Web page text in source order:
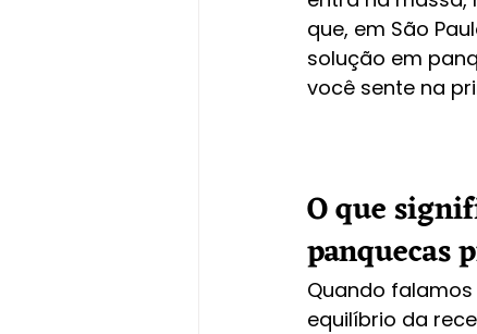
que, em São
solução em
você sente na
O que
panquecas
Quando falamos
equilíbrio da